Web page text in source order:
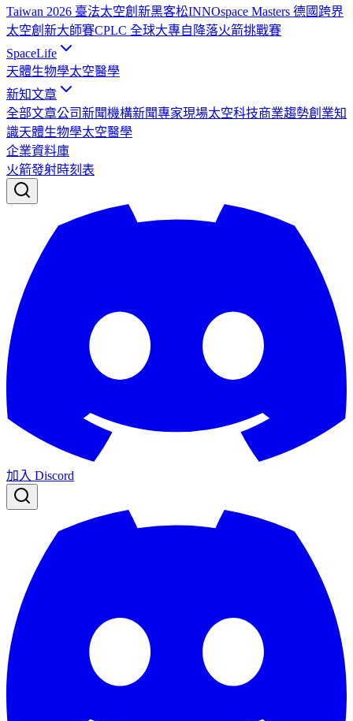
Taiwan 2026 臺法太空創新黑客松INNOspace Masters 德國跨界
太空創新大師賽CPLC 全球大專自降落火箭挑戰賽
SpaceLife
天體生物學太空醫學
新知文章
全部文章公司新聞機構新聞專家現場太空科技商業趨勢創業知
識天體生物學太空醫學
企業資料庫
火箭發射時刻表
加入 Discord